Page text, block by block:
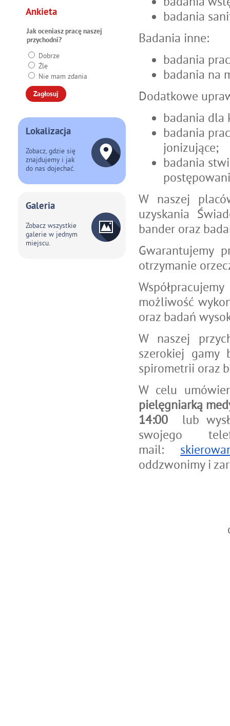
Ankieta
Jak oceniasz pracę naszej
przychodni?
Dobrze
Źle
Nie mam zdania
Lokalizacja
Zobacz, gdzie się
znajdujemy i jak
do nas dojechać.
Galeria
Zobacz wszystkie
galerie w jednym
miejscu.
badania
Badania inne:
badania
badania na
Dodatkowe
badania dla
badania
jonizujące;
badania
W naszej
uzyskania
bander oraz
Gwarantujemy
otrzymanie
możliwość
oraz badań
W naszej
szerokiej gamy
spirometrii oraz
W celu
pielęgniarką
14:00
lub
swojego
mail:
oddzwonimy i